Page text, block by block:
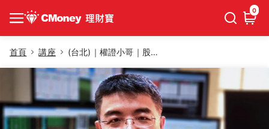
0
首頁 講座 (台北)｜權證小哥｜股票期貨專研班